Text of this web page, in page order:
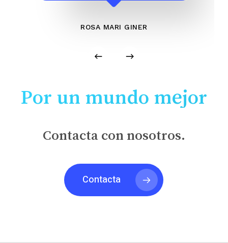
ROSA MARI GINER
Por un mundo mejor
Contacta con nosotros.
Contacta